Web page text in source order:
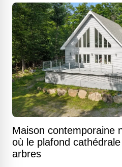
Maison contemporaine
où le plafond
arbres